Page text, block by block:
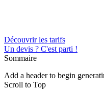
Découvrir les tarifs
Un devis ? C'est parti !
Sommaire
Add a header to begin
Scroll to Top